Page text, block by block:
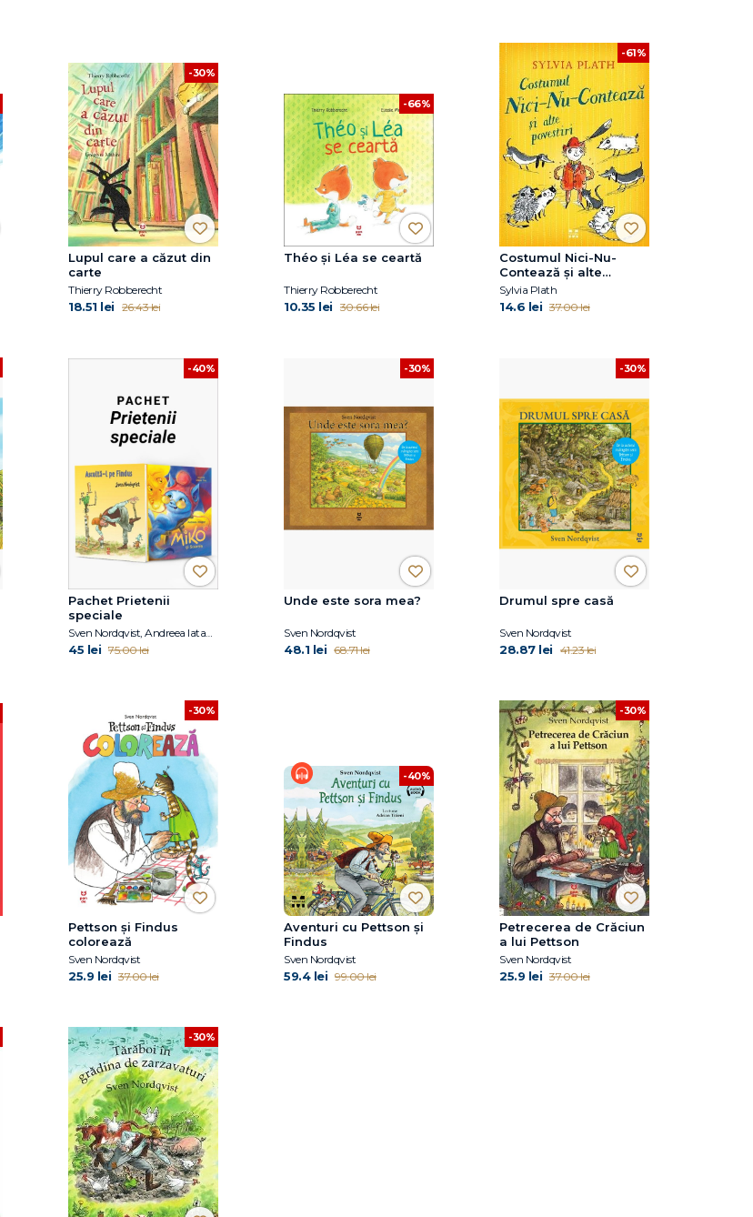
-30%
Lupul care a căzut din
carte
Thierry Robberecht
18.51 lei 26.43 lei
-66%
Théo și Léa se ceartă
Thierry Robberecht
10.35 lei 30.66 lei
-61%
Costumul Nici-Nu-
Contează și alte
povestiri
Sylvia Plath
14.6 lei 37.00 lei
-40%
Pachet Prietenii
speciale
45 lei 75.00 lei
-30%
Unde este sora mea?
Sven Nordqvist
48.1 lei 68.71 lei
-30%
Drumul spre casă
Sven Nordqvist
28.87 lei 41.23 lei
-30%
Pettson și Findus
colorează
Sven Nordqvist
25.9 lei 37.00 lei
-40%
Aventuri cu Pettson și
Findus
Sven Nordqvist
59.4 lei 99.00 lei
-30%
Petrecerea de Crăciun
a lui Pettson
Sven Nordqvist
25.9 lei 37.00 lei
-30%